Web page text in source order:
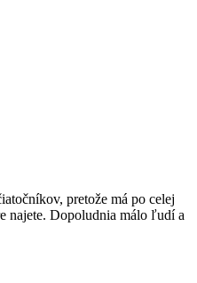
pretože má po celej
najete. Dopoludnia málo ľudí a